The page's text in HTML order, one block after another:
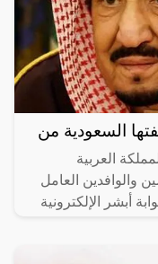
العربية
والوافدين العامل
أبشر الإلكترونية